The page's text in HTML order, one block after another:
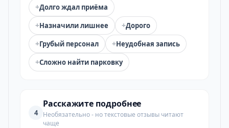
+Долго ждал приёма
+Назначили лишнее +Дорого
+Грубый персонал +Неудобная запись
+Сложно найти парковку
4
Расскажите подробнее
Необязательно - но текстовые отзывы читают
чаще